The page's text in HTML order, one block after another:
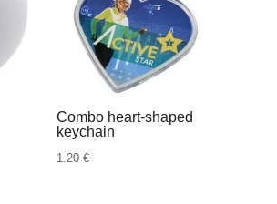
Combo heart-shaped
keychain
1.20 €